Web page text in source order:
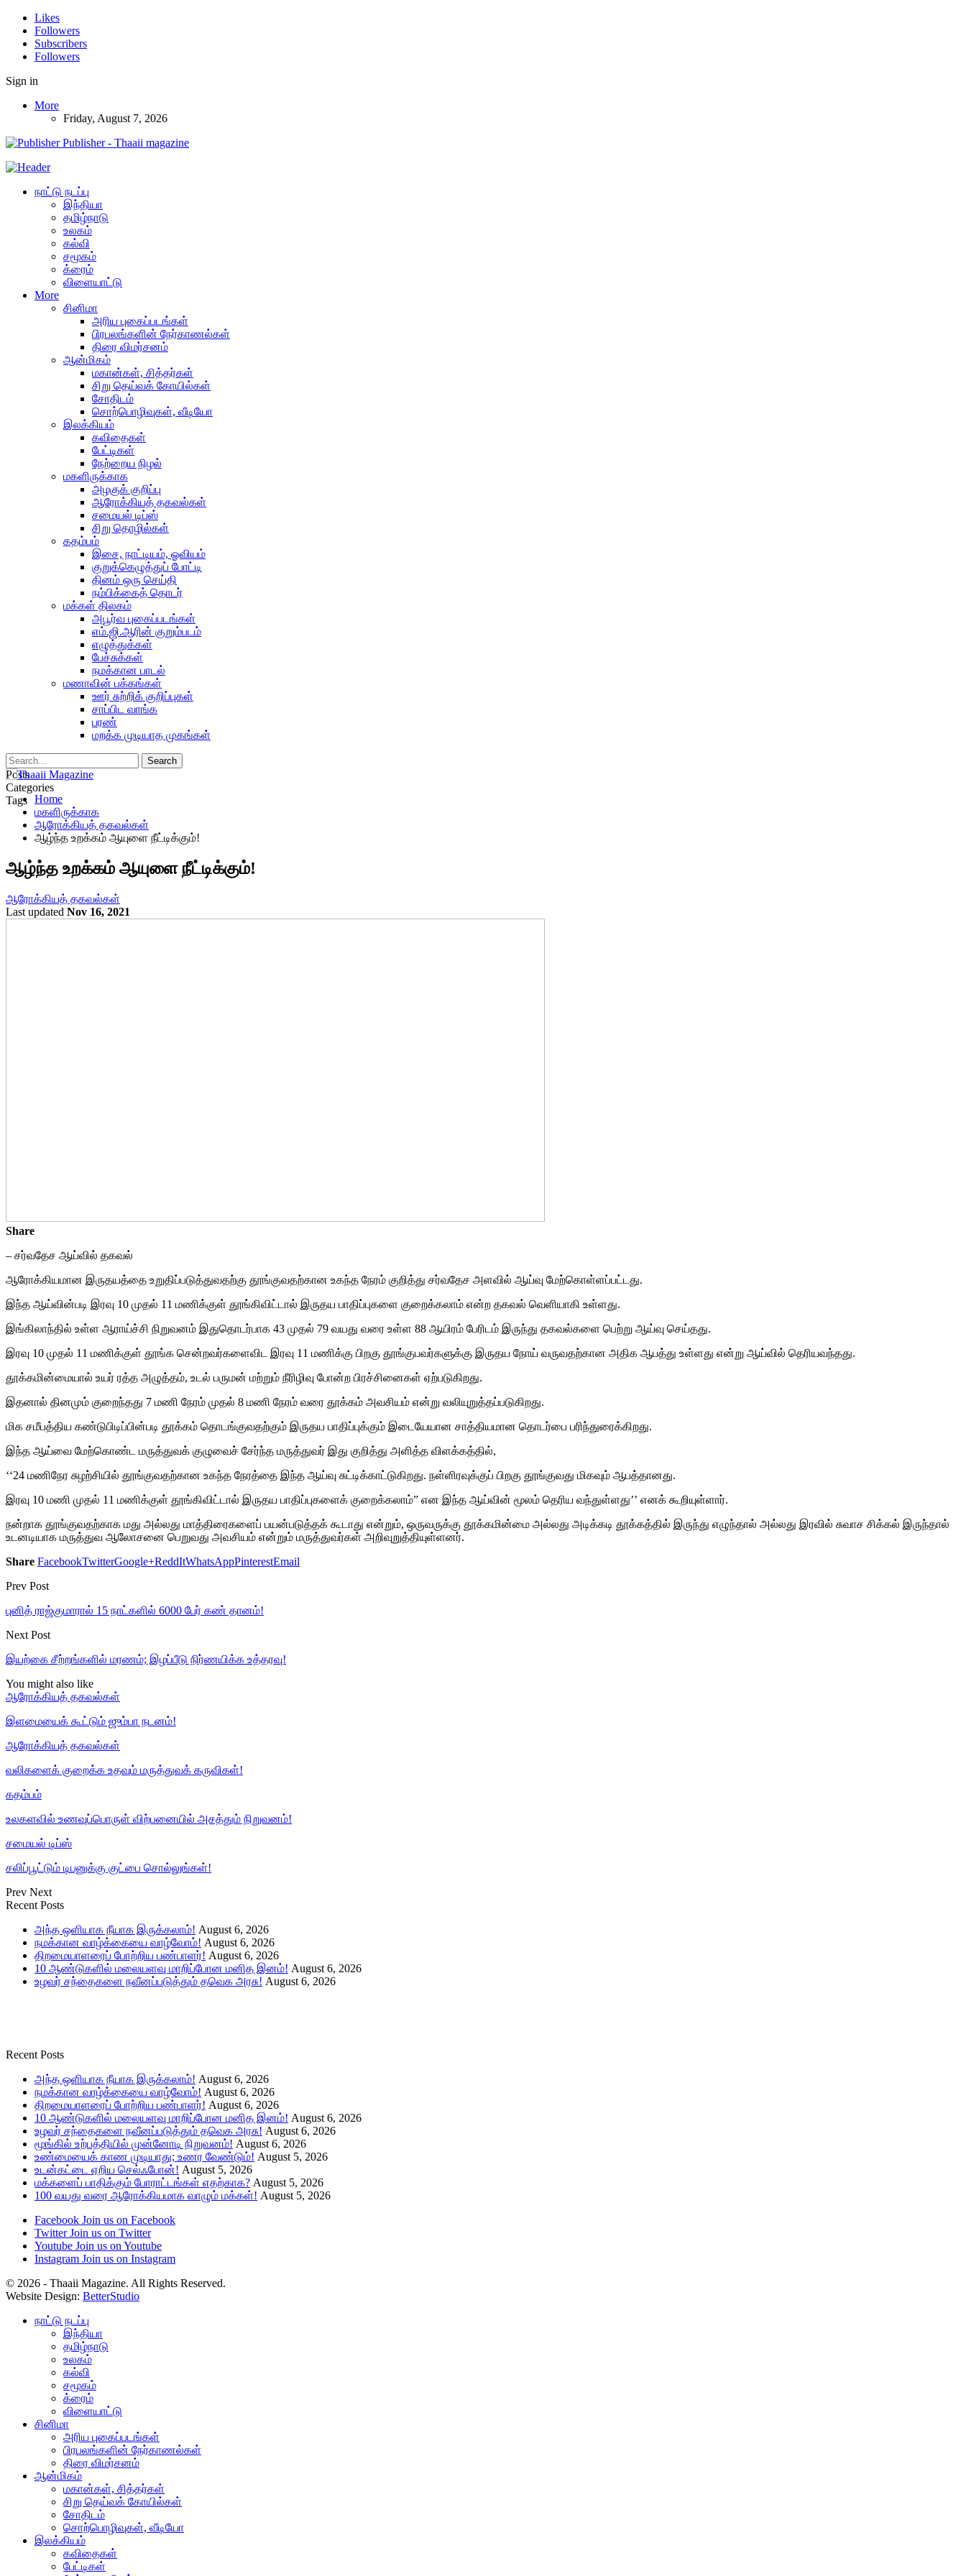
Likes
Followers
Subscribers
Followers
Sign in
More
Friday, August 7, 2026
Publisher - Thaaii magazine
நாட்டு நடப்பு
இந்தியா
தமிழ்நாடு
உலகம்
கல்வி
சமூகம்
க்ரைம்
விளையாட்டு
More
சினிமா
அரிய புகைப்படங்கள்
பிரபலங்களின் நேர்காணல்கள்
திரை விமர்சனம்
ஆன்மிகம்
மகான்கள், சித்தர்கள்
சிறு தெய்வக் கோயில்கள்
சோதிடம்
சொற்பொழிவுகள், வீடியோ
இலக்கியம்
கவிதைகள்
பேட்டிகள்
நேற்றைய நிழல்
மகளிருக்காக
அழகுக் குறிப்பு
ஆரோக்கியத் தகவல்கள்
சமையல் டிப்ஸ்
சிறு தொழில்கள்
கதம்பம்
இசை, நாட்டியம், ஓவியம்
குறுக்கெழுத்துப் போட்டி
தினம் ஒரு செய்தி
நம்பிக்கைத் தொடர்
மக்கள் திலகம்
அபூர்வ புகைப்படங்கள்
எம்.ஜி.ஆரின் குறும்படம்
எழுத்துக்கள்
பேச்சுக்கள்
நமக்கான பாடல்
மணாவின் பக்கங்கள்
ஊர் சுற்றிக் குறிப்புகள்
சாப்பிட வாங்க
பரண்
மறக்க முடியாத முகங்கள்
Posts
Categories
Tags Home
மகளிருக்காக
ஆரோக்கியத் தகவல்கள்
ஆழ்ந்த உறக்கம் ஆயுளை நீட்டிக்கும்!
ஆழ்ந்த உறக்கம் ஆயுளை நீட்டிக்கும்!
ஆரோக்கியத் தகவல்கள்
Last updated Nov 16, 2021
Share
– சர்வதேச ஆய்வில் தகவல்
ஆரோக்கியமான இருதயத்தை உறுதிப்படுத்துவதற்கு தூங்குவதற்கான உகந்த நேரம் குறித்து சர்வதேச அளவில் ஆய்வு மேற்கொள்ளப்பட்டது.
இந்த ஆய்வின்படி இரவு 10 முதல் 11 மணிக்குள் தூங்கிவிட்டால் இருதய பாதிப்புகளை குறைக்கலாம் என்ற தகவல் வெளியாகி உள்ளது.
இங்கிலாந்தில் உள்ள ஆராய்ச்சி நிறுவனம் இதுதொடர்பாக 43 முதல் 79 வயது வரை உள்ள 88 ஆயிரம் பேரிடம் இருந்து தகவல்களை பெற்று ஆய்வு செய்தது.
இரவு 10 முதல் 11 மணிக்குள் தூங்க சென்றவர்களைவிட இரவு 11 மணிக்கு பிறகு தூங்குபவர்களுக்கு இருதய நோய் வருவதற்கான அதிக ஆபத்து உள்ளது என்று ஆய்வில் தெரியவந்தது.
தூக்கமின்மையால் உயர் ரத்த அழுத்தம், உடல் பருமன் மற்றும் நீரிழிவு போன்ற பிரச்சினைகள் ஏற்படுகிறது.
இதனால் தினமும் குறைந்தது 7 மணி நேரம் முதல் 8 மணி நேரம் வரை தூக்கம் அவசியம் என்று வலியுறுத்தப்படுகிறது.
மிக சமீபத்திய கண்டுபிடிப்பின்படி தூக்கம் தொடங்குவதற்கும் இருதய பாதிப்புக்கும் இடையேயான சாத்தியமான தொடர்பை பரிந்துரைக்கிறது.
இந்த ஆய்வை மேற்கொண்ட மருத்துவக் குழுவைச் சேர்ந்த மருத்துவர் இது குறித்து அளித்த விளக்கத்தில்,
‘‘24 மணிநேர சுழற்சியில் தூங்குவதற்கான உகந்த நேரத்தை இந்த ஆய்வு சுட்டிக்காட்டுகிறது. நள்ளிரவுக்குப் பிறகு தூங்குவது மிகவும் ஆபத்தானது.
இரவு 10 மணி முதல் 11 மணிக்குள் தூங்கிவிட்டால் இருதய பாதிப்புகளைக் குறைக்கலாம்” என இந்த ஆய்வின் மூலம் தெரிய வந்துள்ளது’’ எனக் கூறியுள்ளார்.
நன்றாக தூங்குவதற்காக மது அல்லது மாத்திரைகளைப் பயன்படுத்தக் கூடாது என்றும், ஒருவருக்கு தூக்கமின்மை அல்லது அடிக்கடி தூக்கத்தில் இருந்து எழுந்தால் அல்லது இரவில் சுவாச சிக்கல் இருந்தால்
உடனடியாக மருத்துவ ஆலோசனை பெறுவது அவசியம் என்றும் மருத்துவர்கள் அறிவுறுத்தியுள்ளனர்.
Share FacebookTwitterGoogle+ReddItWhatsAppPinterestEmail
Prev Post
புனித் ராஜ்குமாரால் 15 நாட்களில் 6000 பேர் கண் தானம்!
Next Post
இயற்கை சீற்றங்களில் மரணம்; இழப்பீடு நிர்ணயிக்க உத்தரவு!
You might also like
ஆரோக்கியத் தகவல்கள்
இளமையைக் கூட்டும் ஜும்பா நடனம்!
ஆரோக்கியத் தகவல்கள்
வலிகளைக் குறைக்க உதவும் மருத்துவக் கருவிகள்!
கதம்பம்
உலகளவில் உணவுப்பொருள் விற்பனையில் அசத்தும் நிறுவனம்!
சமையல் டிப்ஸ்
சலிப்பூட்டும் டிபனுக்கு குட்பை சொல்லுங்கள்!
Prev Next
Recent Posts
அந்த ஒளியாக நீயாக இருக்கலாம்! August 6, 2026
நமக்கான வாழ்க்கையை வாழ்வோம்! August 6, 2026
திறமையாளரைப் போற்றிய பண்பாளர்! August 6, 2026
10 ஆண்டுகளில் மலையளவு மாறிப்போன மனித இனம்! August 6, 2026
உழவர் சந்தைகளை நவீனப்படுத்தும் தவெக அரசு! August 6, 2026
Recent Posts
அந்த ஒளியாக நீயாக இருக்கலாம்! August 6, 2026
நமக்கான வாழ்க்கையை வாழ்வோம்! August 6, 2026
திறமையாளரைப் போற்றிய பண்பாளர்! August 6, 2026
10 ஆண்டுகளில் மலையளவு மாறிப்போன மனித இனம்! August 6, 2026
உழவர் சந்தைகளை நவீனப்படுத்தும் தவெக அரசு! August 6, 2026
மூங்கில் உற்பத்தியில் முன்னோடி நிறுவனம்! August 6, 2026
உண்மையைக் காண முடியாது; உணர வேண்டும்! August 5, 2026
உடன்கட்டை ஏறிய செல்ஃபோன்! August 5, 2026
மக்களைப் பாதிக்கும் போராட்டங்கள் எதற்காக? August 5, 2026
100 வயது வரை ஆரோக்கியமாக வாழும் மக்கள்! August 5, 2026
Facebook Join us on Facebook
Twitter Join us on Twitter
Youtube Join us on Youtube
Instagram Join us on Instagram
© 2026 - Thaaii Magazine. All Rights Reserved.
Website Design: BetterStudio
நாட்டு நடப்பு
இந்தியா
தமிழ்நாடு
உலகம்
கல்வி
சமூகம்
க்ரைம்
விளையாட்டு
சினிமா
அரிய புகைப்படங்கள்
பிரபலங்களின் நேர்காணல்கள்
திரை விமர்சனம்
ஆன்மிகம்
மகான்கள், சித்தர்கள்
சிறு தெய்வக் கோயில்கள்
சோதிடம்
சொற்பொழிவுகள், வீடியோ
இலக்கியம்
கவிதைகள்
பேட்டிகள்